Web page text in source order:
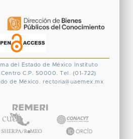
del Estado de México
Instituto
Centro C.P. 50000. Tel. (01-722)
de México. rectoria@uaemex.mx